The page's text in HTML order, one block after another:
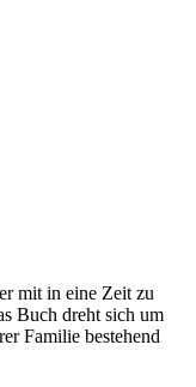
mit in eine Zeit zu
Buch dreht sich um
Familie bestehend